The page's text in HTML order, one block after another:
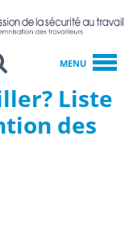
Commission
MENU
Search
L’intention Des
Liste
des